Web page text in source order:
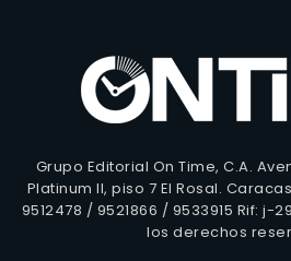
Grupo Editorial On Time, C.A.
Platinum II, piso 7 El Rosal.
9512478 / 9521866 / 9533915 Rif: j-
los derechos